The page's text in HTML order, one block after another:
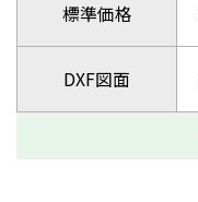
標準価格
DXF図面